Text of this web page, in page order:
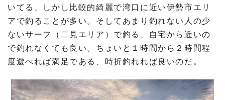
いてる、しかし比較的綺麗で湾口に近い伊勢市エリ
アで釣ることが多い。そしてあまり釣れない人の少
ないサーフ（二見エリア）で釣る、自宅から近いの
で釣れなくても良い。ちょいと１時間から２時間程
度遊べれば満足である、時折釣れれば良いのだ。